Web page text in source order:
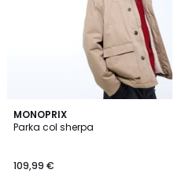
MONOPRIX
Parka col sherpa
109,99 €